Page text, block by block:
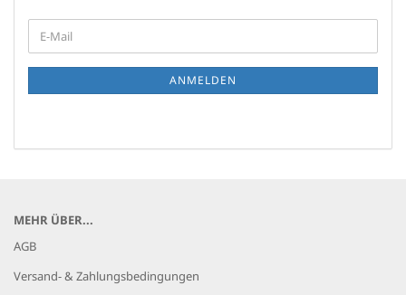
ZUR
NEWSLETTER-
E-
Mail
ANMELDEN
MEHR ÜBER...
AGB
Versand- & Zahlungsbedingungen